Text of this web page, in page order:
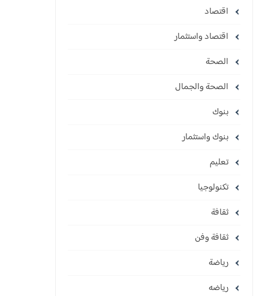
اقتصاد
اقتصاد واستثمار
الصحة
الصحة والجمال
بنوك
بنوك واستثمار
تعليم
تكنولوجيا
ثقافة
ثقافة وفن
رياضة
رياضه